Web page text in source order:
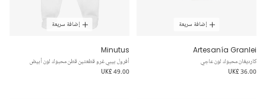
إضافة سريعة
Artesanía Granlei
كارديغان محبوك لون عاجي
UK£ 36.00
إضافة سريعة
Minutus
أفرول بيبي غرو قطعتين قطن محبوك لون أبيض
UK£ 49.00